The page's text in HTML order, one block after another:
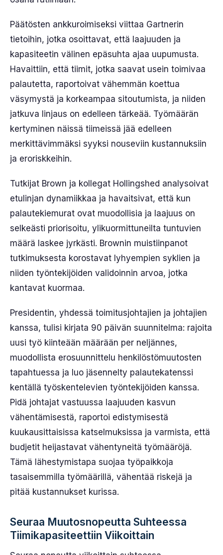
Päätösten ankkuroimiseksi viittaa Gartnerin
tietoihin, jotka osoittavat, että laajuuden ja
kapasiteetin välinen epäsuhta ajaa uupumusta.
Havaittiin, että tiimit, jotka saavat usein toimivaa
palautetta, raportoivat vähemmän koettua
väsymystä ja korkeampaa sitoutumista, ja niiden
jatkuva linjaus on edelleen tärkeää. Työmäärän
kertyminen näissä tiimeissä jää edelleen
merkittävimmäksi syyksi nouseviin kustannuksiin
ja eroriskkeihin.
Tutkijat Brown ja kollegat Hollingshed analysoivat
etulinjan dynamiikkaa ja havaitsivat, että kun
palautekiemurat ovat muodollisia ja laajuus on
selkeästi priorisoitu, ylikuormittuneilta tuntuvien
määrä laskee jyrkästi. Brownin muistiinpanot
tutkimuksesta korostavat lyhyempien syklien ja
niiden työntekijöiden validoinnin arvoa, jotka
kantavat kuormaa.
Presidentin, yhdessä toimitusjohtajien ja johtajien
kanssa, tulisi kirjata 90 päivän suunnitelma: rajoita
uusi työ kiinteään määrään per neljännes,
muodollista erosuunnittelu henkilöstömuutosten
tapahtuessa ja luo jäsennelty palautekatenssi
kentällä työskentelevien työntekijöiden kanssa.
Pidä johtajat vastuussa laajuuden kasvun
vähentämisestä, raportoi edistymisestä
kuukausittaisissa katselmuksissa ja varmista, että
budjetit heijastavat vähentyneitä työmääröjä.
Tämä lähestymistapa suojaa työpaikkoja
tasaisemmilla työmäärillä, vähentää riskejä ja
pitää kustannukset kurissa.
Seuraa Muutosnopeutta Suhteessa
Tiimikapasiteettiin Viikoittain